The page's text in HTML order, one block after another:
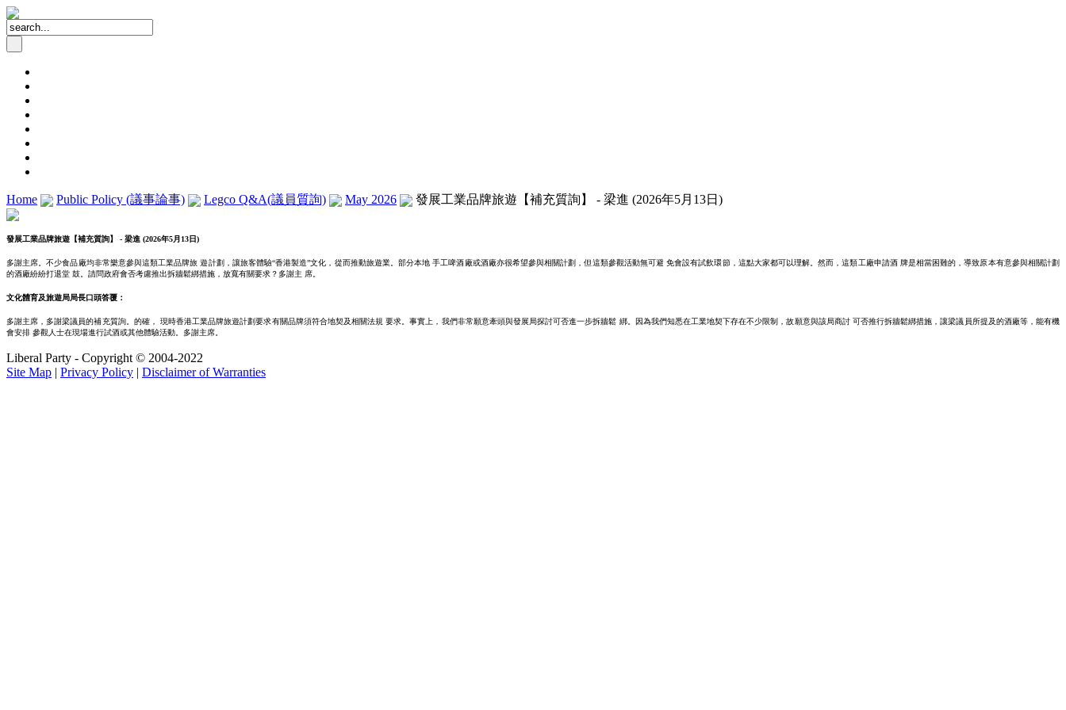
Home Public Policy (議事論事) Legco Q&A(議員質詢) May 2026 發展工業品牌旅遊【補充質詢】 - 梁進 (2026年5月13日)
發展工業品牌旅遊【補充質詢】 - 梁進 (2026年5月13日)
多謝主席。不少食品廠均非常樂意參與這類工業品牌旅 遊計劃，讓旅客體驗“香港製造”文化，從而推動旅遊業。部分本地 手工啤酒廠或酒廠亦很希望參與相關計劃，但這類參觀活動無可避 免會設有試飲環節，這點大家都可以理解。然而，這類工廠申請酒 牌是相當困難的，導致原本有意參與相關計劃
的酒廠紛紛打退堂 鼓。請問政府會否考慮推出拆牆鬆綁措施，放寬有關要求？多謝主 席。
文化體育及旅遊局局長口頭答覆：
多謝主席，多謝梁議員的補充質詢。的確， 現時香港工業品牌旅遊計劃要求有關品牌須符合地契及相關法規 要求。事實上，我們非常願意牽頭與發展局探討可否進一步拆牆鬆 綁。因為我們知悉在工業地契下存在不少限制，故願意與該局商討 可否推行拆牆鬆綁措施，讓梁議員所提及的酒廠等，能有機
會安排 參觀人士在現場進行試酒或其他體驗活動。多謝主席。
Liberal Party - Copyright © 2004-2022
Site Map | Privacy Policy | Disclaimer of Warranties